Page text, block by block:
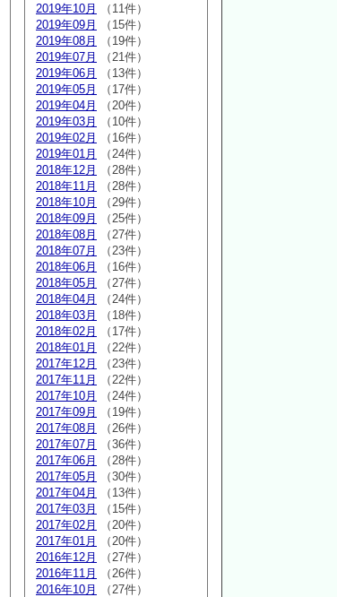
2019年10月
（11件）
2019年09月
（15件）
2019年08月
（19件）
2019年07月
（21件）
2019年06月
（13件）
2019年05月
（17件）
2019年04月
（20件）
2019年03月
（10件）
2019年02月
（16件）
2019年01月
（24件）
2018年12月
（28件）
2018年11月
（28件）
2018年10月
（29件）
2018年09月
（25件）
2018年08月
（27件）
2018年07月
（23件）
2018年06月
（16件）
2018年05月
（27件）
2018年04月
（24件）
2018年03月
（18件）
2018年02月
（17件）
2018年01月
（22件）
2017年12月
（23件）
2017年11月
（22件）
2017年10月
（24件）
2017年09月
（19件）
2017年08月
（26件）
2017年07月
（36件）
2017年06月
（28件）
2017年05月
（30件）
2017年04月
（13件）
2017年03月
（15件）
2017年02月
（20件）
2017年01月
（20件）
2016年12月
（27件）
2016年11月
（26件）
2016年10月
（27件）